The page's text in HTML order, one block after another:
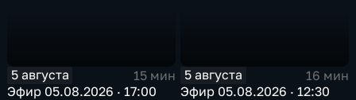
5 августа
15 мин
Эфир 05.08.2026 · 17:00
5 августа
16 мин
Эфир 05.08.2026 · 12:30